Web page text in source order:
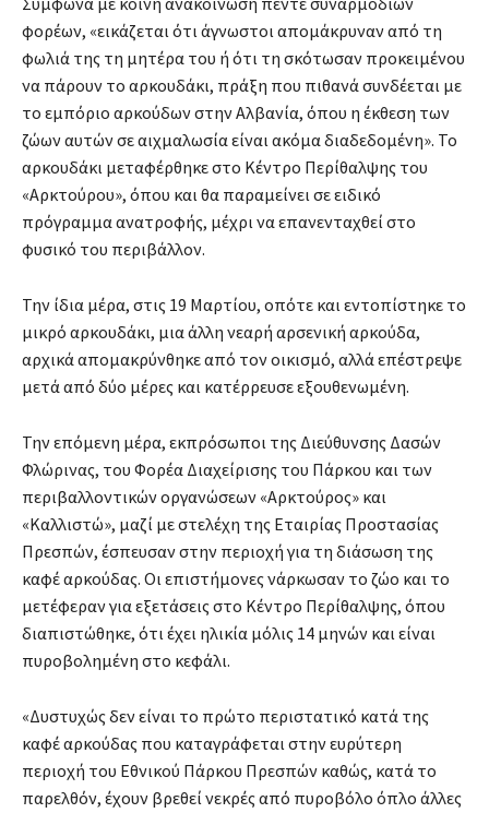
φορέων, «εικάζεται ότι άγνωστοι απομάκρυναν από τη
φωλιά της τη μητέρα του ή ότι τη σκότωσαν προκειμένου
να πάρουν το αρκουδάκι, πράξη που πιθανά συνδέεται με
το εμπόριο αρκούδων στην Αλβανία, όπου η έκθεση των
ζώων αυτών σε αιχμαλωσία είναι ακόμα διαδεδομένη». Το
αρκουδάκι μεταφέρθηκε στο Κέντρο Περίθαλψης του
«Αρκτούρου», όπου και θα παραμείνει σε ειδικό
πρόγραμμα ανατροφής, μέχρι να επανενταχθεί στο
φυσικό του περιβάλλον.
Την ίδια μέρα, στις 19 Μαρτίου, οπότε και εντοπίστηκε το
μικρό αρκουδάκι, μια άλλη νεαρή αρσενική αρκούδα,
αρχικά απομακρύνθηκε από τον οικισμό, αλλά επέστρεψε
μετά από δύο μέρες και κατέρρευσε εξουθενωμένη.
Την επόμενη μέρα, εκπρόσωποι της Διεύθυνσης Δασών
Φλώρινας, του Φορέα Διαχείρισης του Πάρκου και των
περιβαλλοντικών οργανώσεων «Αρκτούρος» και
«Καλλιστώ», μαζί με στελέχη της Εταιρίας Προστασίας
Πρεσπών, έσπευσαν στην περιοχή για τη διάσωση της
καφέ αρκούδας. Οι επιστήμονες νάρκωσαν το ζώο και το
μετέφεραν για εξετάσεις στο Κέντρο Περίθαλψης, όπου
διαπιστώθηκε, ότι έχει ηλικία μόλις 14 μηνών και είναι
πυροβολημένη στο κεφάλι.
«Δυστυχώς δεν είναι το πρώτο περιστατικό κατά της
καφέ αρκούδας που καταγράφεται στην ευρύτερη
περιοχή του Εθνικού Πάρκου Πρεσπών καθώς, κατά το
παρελθόν, έχουν βρεθεί νεκρές από πυροβόλο όπλο άλλες